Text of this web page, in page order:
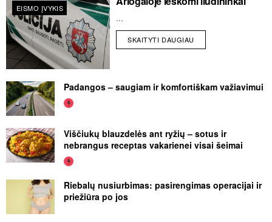
EISMO ĮVYKIS
...
SKAITYTI DAUGIAU
Padangos – saugiam ir komfortiškam važiavimui
Viščiukų blauzdelės ant ryžių – sotus ir
nebrangus receptas vakarienei visai šeimai
Riebalų nusiurbimas: pasirengimas operacijai ir
priežiūra po jos